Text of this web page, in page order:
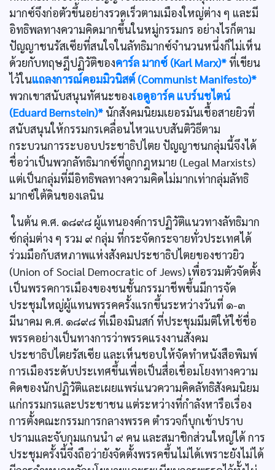
มากซ์จึงก่อตัวขึ้นอย่างรวดเร็วตามเมืองใหญ่ต่าง ๆ และมี
อิทธิพลทางความคิดมากขึ้นในหมู่กรรมกร อย่างไรก็ตาม
ปัญญาชนรัสเซียที่สนใจในลัทธิมากซ์จำนวนหนึ่งก็ไม่เห็น
ด้วยกับทฤษฎีปฏิวัติของคาร์ล มากซ์ (Karl Marx)* ที่เขียน
ไว้ในแถลงการณ์คอมมิวนิสต์ (Communist Manifesto)*
พวกเขาสนับสนุนทัศนะของเอดูอาร์ค แบร์นชไตน์
(Eduard Bernstein)* นักสังคมนิยมเยอรมันเชื้อสายยิวที่
สนับสนุนให้กรรมกรเคลื่อนไหวแบบสันติวิธีตาม
กระบวนการระบอบประชาธิปไตย ปัญญาชนกลุ่มนี้จึงได้
ชื่อว่าเป็นพวกลัทธิมากซ์ที่ถูกกฎหมาย (Legal Marxists)
แต่เป็นกลุ่มที่มีอิทธิพลทางความคิดไม่มากเท่ากลุ่มลัทธิ
มากซ์ใต้ดินของเลนิน
ในต้น ค.ศ. ๑๘๙๘ ผู้แทนองค์การปฏิวัติแนวทางลัทธิมาก
ซ์กลุ่มต่าง ๆ รวม ๙ กลุ่ม ที่กระจัดกระจายทั่วประเทศได้
ร่วมมือกับสหภาพแห่งสังคมประชาธิปไตยของชาวยิว
(Union of Social Democratic of Jews) เพื่อรวมตัวจัดตั้ง
เป็นพรรคการเมืองของชนชั้นกรรมาชีพขึ้นมีการจัด
ประชุมใหญ่ผู้แทนพรรคครั้งแรกขึ้นระหว่างวันที่ ๑-๓
มีนาคม ค.ศ. ๑๘๙๘ ที่เมืองมินสก์ ที่ประชุมมีมติให้ใช้ชื่อ
พรรคอย่างเป็นทางการว่าพรรคแรงงานสังคม
ประชาธิปไตยรัสเซีย และเห็นชอบให้จัดทำหนังสือพิมพ์
การเมืองระดับประเทศขึ้นเพื่อเป็นสื่อเชื่อมโยงทางความ
คิดของนักปฏิวัติและเผยแพร่แนวความคิดลัทธิสังคมนิยม
แก่กรรมกรและประชาชน แต่ระหว่างที่กำลังหารือเรื่อง
การตั้งคณะกรรมการกลางพรรค ตำรวจก็บุกเข้าปราบ
ปรามและจับกุมแกนนำ ๙ คน และสมาชิกส่วนใหญ่ได้ การ
ประชุมครั้งนี้จึงถือว่ายังจัดตั้งพรรคขึ้นไม่ได้เพราะยังไม่ได้